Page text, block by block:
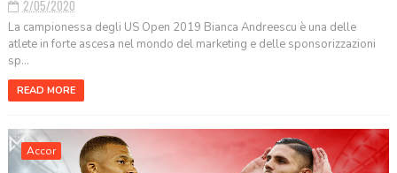
2/05/2020
La campionessa degli US Open 2019 Bianca Andreescu è una delle
atlete in forte ascesa nel mondo del marketing e delle sponsorizzazioni
sp...
READ MORE
Accor